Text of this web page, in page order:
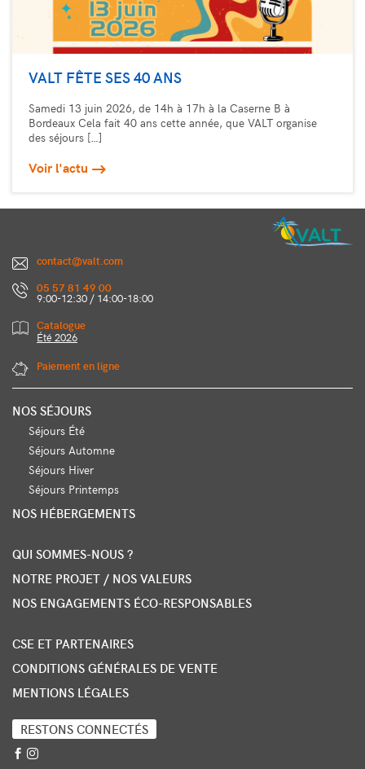
VALT FÊTE SES 40 ANS
Samedi 13 juin 2026, de 14h à 17h à la Caserne B à
Bordeaux Cela fait 40 ans cette année, que VALT organise
des séjours […]
Voir l'actu
contact@valt.com
05 57 81 49 00
9:00-12:30 / 14:00-18:00
Catalogue
Été 2026
Paiement en ligne
NOS SÉJOURS
Séjours Été
Séjours Automne
Séjours Hiver
Séjours Printemps
NOS HÉBERGEMENTS
QUI SOMMES-NOUS ?
NOTRE PROJET / NOS VALEURS
NOS ENGAGEMENTS ÉCO-RESPONSABLES
CSE ET PARTENAIRES
CONDITIONS GÉNÉRALES DE VENTE
MENTIONS LÉGALES
RESTONS CONNECTÉS